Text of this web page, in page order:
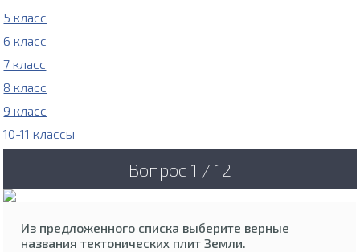
5 класс
6 класс
7 класс
8 класс
9 класс
10-11 классы
Вопрос 1 / 12
Из предложенного списка выберите верные
названия тектонических плит Земли.